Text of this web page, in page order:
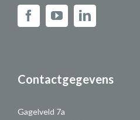
Contactgegevens
Gagelveld 7a